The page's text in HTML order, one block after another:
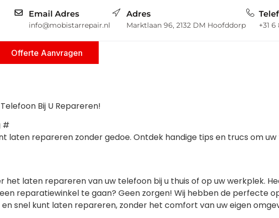
Email Adres
info@mobistarrepair.nl
Adres
Marktlaan 96, 2132 DM Hoofddorp +31
Offerte Aanvragen
Bij U Repareren!
#
laten repareren zonder gedoe. Ontdek handige tips en trucs om
het laten repareren van uw telefoon bij u thuis of op uw werkplek.
reparatiewinkel te gaan? Geen zorgen! Wij hebben de perfecte
snel kunt laten repareren, zonder het comfort van uw eigen